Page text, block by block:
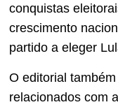
conquistas
crescimento
partido a eleger
O editorial
relacionados com